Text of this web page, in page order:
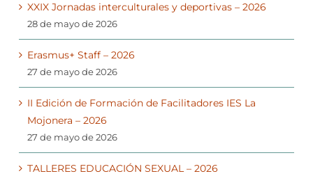
XXIX Jornadas interculturales y deportivas – 2026
28 de mayo de 2026
Erasmus+ Staff – 2026
27 de mayo de 2026
II Edición de Formación de Facilitadores IES La
Mojonera – 2026
27 de mayo de 2026
TALLERES EDUCACIÓN SEXUAL – 2026